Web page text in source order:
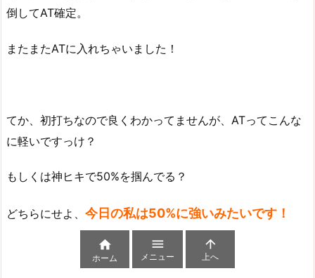
倒してAT確定。
またまたATに入れちゃいました！
てか、初打ちなので良くわかってませんが、ATってこんな
に軽いですっけ？
もしくは神ヒキで50%を掴んでる？
どちらにせよ、 今日の私は50%に強いみたいです！

ホーム

メニュー

上へ